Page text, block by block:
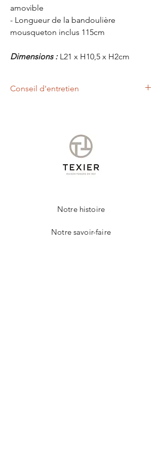
amovible
- Longueur de la bandoulière
mousqueton inclus 115cm
Dimensions :L21 x H10,5 x H2cm
Conseil d'entretien
Notre histoire
Notre savoir-faire